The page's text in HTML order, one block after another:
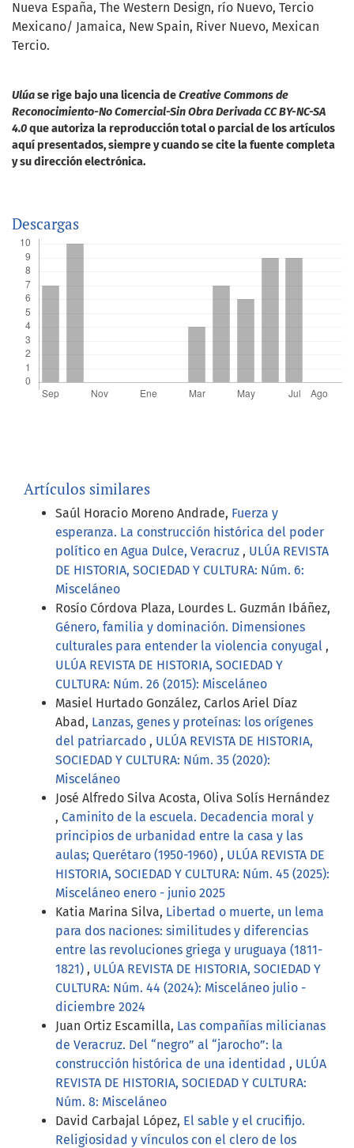
Nueva España The Western Design río Nuevo Tercio
Mexicano/ Jamaica New Spain River Nuevo Mexican
Tercio.
Ulúase rige bajo una licencia deCreative Commons de
Reconocimiento-No Comercial-Sin Obra Derivada CC BY-NC-SA
4.0que autoriza la reproducción total o parcial de los artículos
aquí presentados, siempre y cuando se cite la fuente completa
y su dirección electrónica.
Descargas
Artículos similares
Saúl Horacio Moreno Andrade, Fuerza y
esperanza. La construcción histórica del poder
político en Agua Dulce, Veracruz , ULÚA REVISTA
DE HISTORIA, SOCIEDAD Y CULTURA: Núm. 6:
Misceláneo
Rosío Córdova Plaza, Lourdes L. Guzmán Ibáñez,
Género, familia y dominación. Dimensiones
culturales para entender la violencia conyugal ,
ULÚA REVISTA DE HISTORIA, SOCIEDAD Y
CULTURA: Núm. 26 (2015): Misceláneo
Masiel Hurtado González, Carlos Ariel Díaz
Abad, Lanzas, genes y proteínas: los orígenes
del patriarcado , ULÚA REVISTA DE HISTORIA,
SOCIEDAD Y CULTURA: Núm. 35 (2020):
Misceláneo
José Alfredo Silva Acosta, Oliva Solís Hernández
, Caminito de la escuela. Decadencia moral y
principios de urbanidad entre la casa y las
aulas; Querétaro (1950-1960) , ULÚA REVISTA DE
HISTORIA, SOCIEDAD Y CULTURA: Núm. 45 (2025):
Misceláneo enero - junio 2025
Katia Marina Silva, Libertad o muerte, un lema
para dos naciones: similitudes y diferencias
entre las revoluciones griega y uruguaya (1811-
1821) , ULÚA REVISTA DE HISTORIA, SOCIEDAD Y
CULTURA: Núm. 44 (2024): Misceláneo julio -
diciembre 2024
Juan Ortiz Escamilla, Las compañías milicianas
de Veracruz. Del “negro” al “jarocho”: la
construcción histórica de una identidad , ULÚA
REVISTA DE HISTORIA, SOCIEDAD Y CULTURA:
Núm. 8: Misceláneo
David Carbajal López, El sable y el crucifijo.
Religiosidad y vínculos con el clero de los